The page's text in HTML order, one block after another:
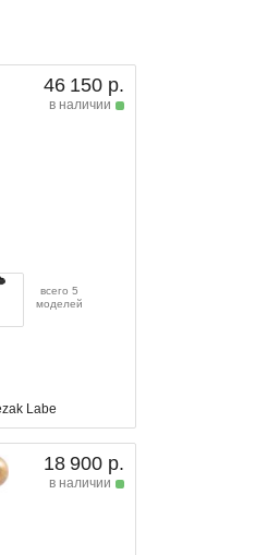
46 150 р.
в наличии
всего 5
моделей
Labe
18 900 р.
в наличии